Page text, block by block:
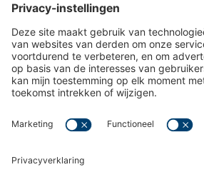
Zonwering
Overig